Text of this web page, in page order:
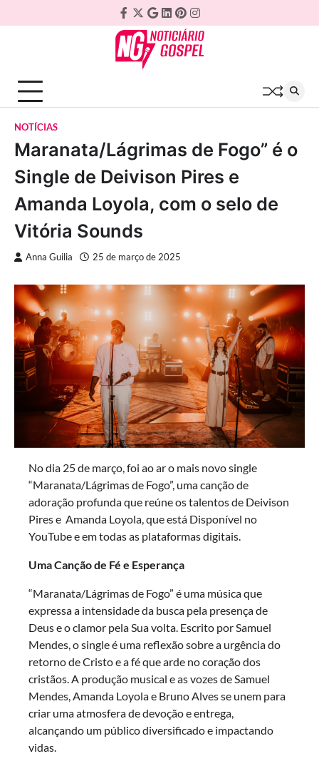
to
Facebook
Twitter
Google
Plus
Linkedin
Pinterest
Instagram
NOTÍCIAS
Maranata/Lágrimas de Fogo” é o
Single de Deivison Pires e
Amanda Loyola, com o selo de
Vitória Sounds
Anna Guilia 25 de março de 2025
No dia 25 de março, foi ao ar o mais novo single
“Maranata/Lágrimas de Fogo”, uma canção de
adoração profunda que reúne os talentos de Deivison
Pires e Amanda Loyola, que está Disponível no
YouTube e em todas as plataformas digitais.
Uma Canção de Fé e Esperança
“Maranata/Lágrimas de Fogo” é uma música que
expressa a intensidade da busca pela presença de
Deus e o clamor pela Sua volta. Escrito por Samuel
Mendes, o single é uma reflexão sobre a urgência do
retorno de Cristo e a fé que arde no coração dos
cristãos. A produção musical e as vozes de Samuel
Mendes, Amanda Loyola e Bruno Alves se unem para
criar uma atmosfera de devoção e entrega,
alcançando um público diversificado e impactando
vidas.